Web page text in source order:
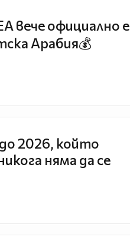
вече официално е
Арабия💰
2026, който
няма да се